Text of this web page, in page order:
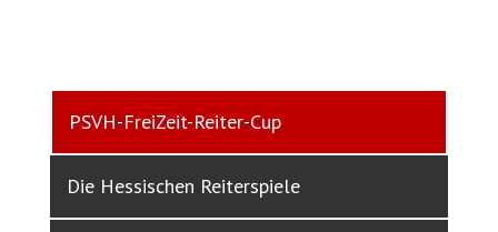
PSVH-FreiZeit-Reiter-Cup
Die Hessischen Reiterspiele